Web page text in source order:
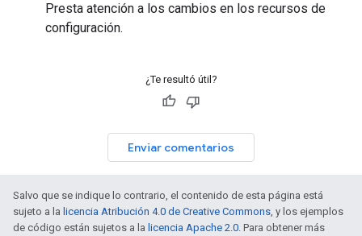
Presta atención a los cambios en los recursos de
configuración.
¿Te resultó útil?
Enviar comentarios
Salvo que se indique lo contrario, el contenido de esta página está
sujeto a la licencia Atribución 4.0 de Creative Commons, y los ejemplos
de código están sujetos a la licencia Apache 2.0. Para obtener más